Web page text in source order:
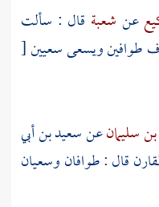
عن شعبة قال : سألت
طوافين ويسعى سعيين[
سليمانعنسعيد بن أبي
قال : طوافان وسعيان